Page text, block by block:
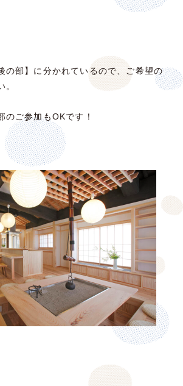
の部】に分かれているので、ご希望の
。
のご参加もOKです！